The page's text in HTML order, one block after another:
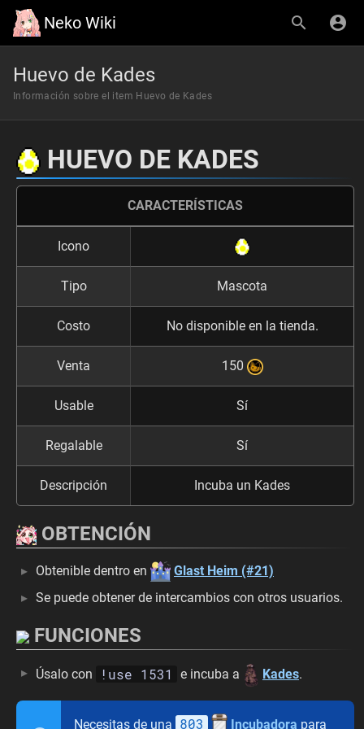
Neko Wiki
Huevo de Kades
Información sobre el item Huevo de Kades
HUEVO DE KADES
CARACTERÍSTICAS
Icono
Tipo Mascota
Costo No disponible en la tienda.
Venta 150
Usable Sí
Regalable Sí
Descripción Incuba un Kades
OBTENCIÓN
Obtenible dentro en
Glast Heim (#21)
Se puede obtener de intercambios con otros usuarios.
FUNCIONES
Úsalo con !use 1531 e incuba a Kades.
Necesitas de una 803 Incubadora para